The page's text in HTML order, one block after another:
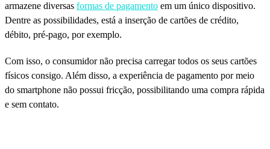
armazene diversas formas de pagamento em um único dispositivo.
Dentre as possibilidades, está a inserção de cartões de crédito,
débito, pré-pago, por exemplo.
Com isso, o consumidor não precisa carregar todos os seus cartões
físicos consigo. Além disso, a experiência de pagamento por meio
do smartphone não possui fricção, possibilitando uma compra rápida
e sem contato.